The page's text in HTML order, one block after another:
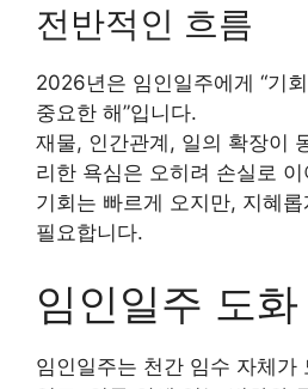
전반적인 흐름
2026년은 임인일주에게 “기
중요한 해”입니다.
재물, 인간관계, 일의 확장이
리한 욕심은 오히려 손실로
기회는 빠르게 오지만, 지혜
필요합니다.
임인일주 도화
임인일주는 천간 임수 자체가